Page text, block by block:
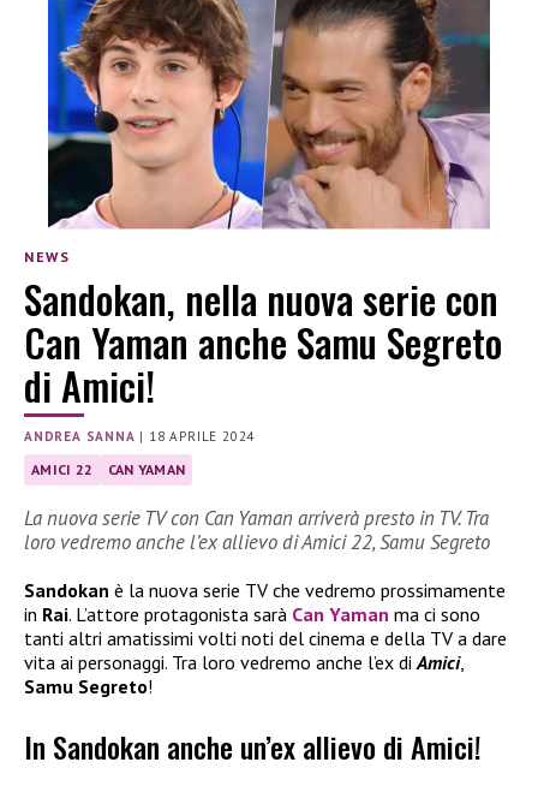
NEWS
Sandokan, nella nuova serie con
Can Yaman anche Samu Segreto
di Amici!
ANDREA SANNA | 18 APRILE 2024
AMICI 22 CAN YAMAN
La nuova serie TV con Can Yaman arriverà presto in TV. Tra
loro vedremo anche l’ex allievo di Amici 22, Samu Segreto
Sandokan è la nuova serie TV che vedremo prossimamente
in Rai. L’attore protagonista sarà Can Yaman ma ci sono
tanti altri amatissimi volti noti del cinema e della TV a dare
vita ai personaggi. Tra loro vedremo anche l’ex di Amici,
Samu Segreto!
In Sandokan anche un’ex allievo di Amici!